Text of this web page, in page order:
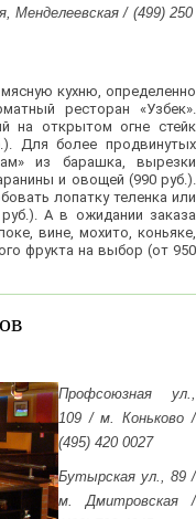
Менделеевская / (499) 250
кухню, определенно
ресторан «Узбек».
на открытом огне стейк
Для более продвинутых
из барашка, вырезки
и овощей (990 руб.).
лопатку теленка или
А в ожидании заказа
вине, мохито, коньяке,
фрукта на выбор (от 950
Профсоюзная ул.,
109 / м. Коньково /
(495) 420 0027
Бутырская ул., 89 /
м. Дмитровская /